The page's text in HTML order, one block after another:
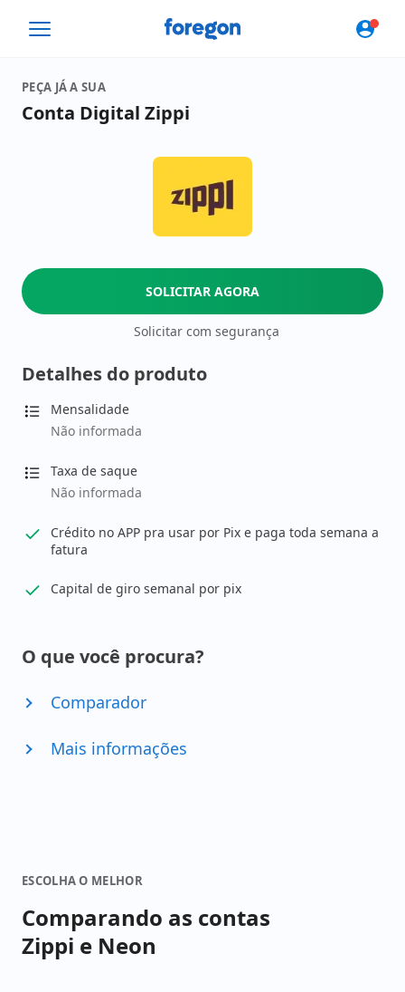
Foregon.com
PEÇA JÁ A SUA
Conta Digital Zippi
SOLICITAR AGORA
Solicitar com segurança
Detalhes do produto
Mensalidade
Não informada
Taxa de saque
Não informada
Crédito no APP pra usar por Pix e paga toda semana a
fatura
Capital de giro semanal por pix
O que você procura?
Comparador
Mais informações
ESCOLHA O MELHOR
Comparando as contas
Zippi e Neon